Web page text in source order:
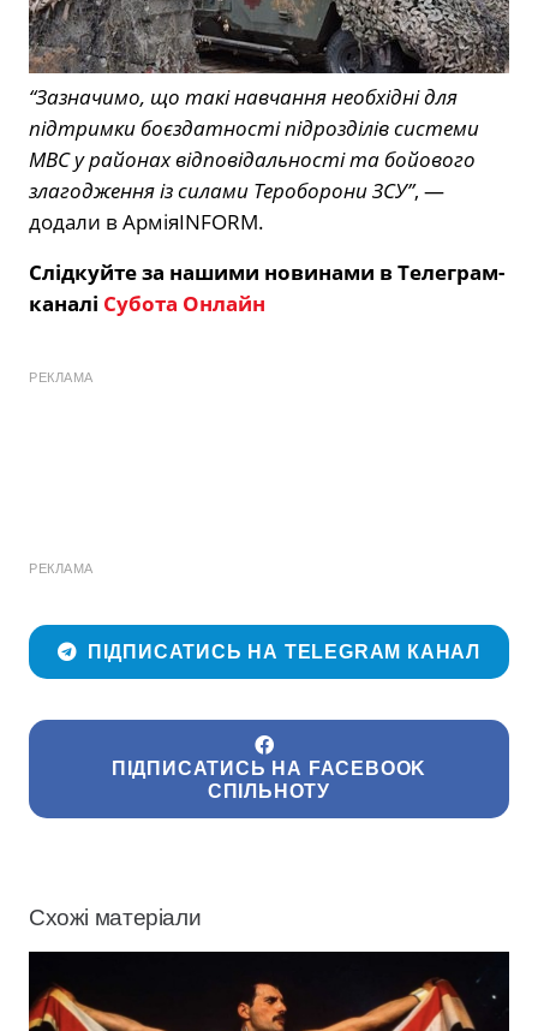
“Зазначимо, що такі навчання необхідні для
підтримки боєздатності підрозділів системи
МВС у районах відповідальності та бойового
злагодження із силами Тероборони ЗСУ”, —
додали в АрміяINFORM.
Слідкуйте за нашими новинами в Телеграм-
каналі Субота Онлайн
РЕКЛАМА
РЕКЛАМА
ПІДПИСАТИСЬ НА TELEGRAM КАНАЛ
ПІДПИСАТИСЬ НА FACEBOOK
СПІЛЬНОТУ
Схожі матеріали